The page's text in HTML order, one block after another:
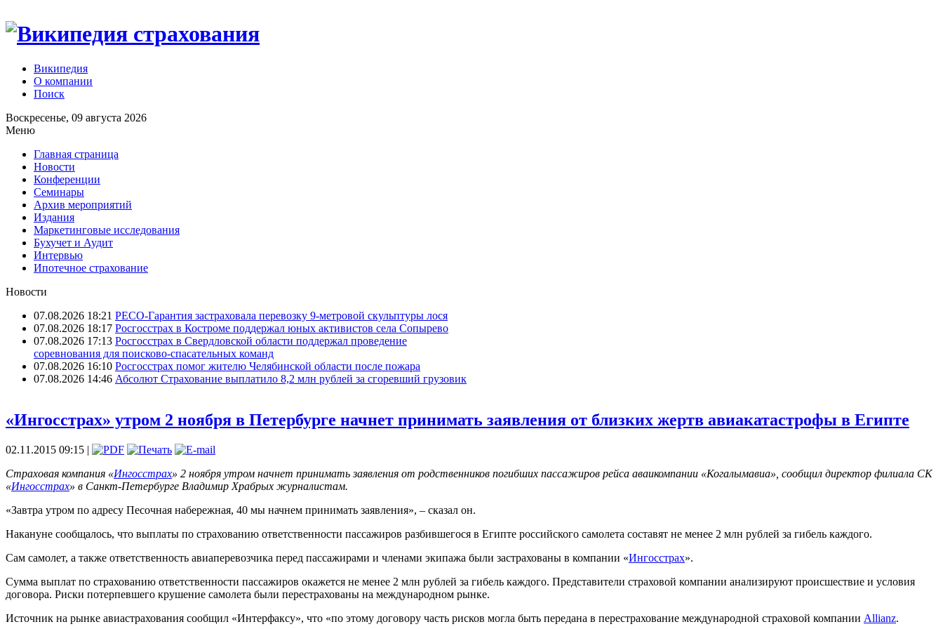
Википедия
О компании
Поиск
Воскресенье, 09 августа 2026
Меню
Главная страница
Новости
Конференции
Семинары
Архив мероприятий
Издания
Маркетинговые исследования
Бухучет и Аудит
Интервью
Ипотечное страхование
Новости
07.08.2026 18:21 РЕСО-Гарантия застраховала перевозку 9-метровой скульптуры лося
07.08.2026 18:17 Росгосстрах в Костроме поддержал юных активистов села Сопырево
07.08.2026 17:13 Росгосстрах в Свердловской области поддержал проведение
соревнования для поисково‑спасательных команд
07.08.2026 16:10 Росгосстрах помог жителю Челябинской области после пожара
07.08.2026 14:46 Абсолют Страхование выплатило 8,2 млн рублей за сгоревший грузовик
«Ингосстрах» утром 2 ноября в Петербурге начнет принимать заявления от близких жертв авиакатастрофы в Египте
02.11.2015 09:15 |
Страховая компания «Ингосстрах» 2 ноября утром начнет принимать заявления от родственников погибших пассажиров рейса аваикомпании «Когалымавиа», сообщил директор филиала СК
«Ингосстрах» в Санкт-Петербурге Владимир Храбрых журналистам.
«Завтра утром по адресу Песочная набережная, 40 мы начнем принимать заявления», – сказал он.
Накануне сообщалось, что выплаты по страхованию ответственности пассажиров разбившегося в Египте российского самолета составят не менее 2 млн рублей за гибель каждого.
Сам самолет, а также ответственность авиаперевозчика перед пассажирами и членами экипажа были застрахованы в компании «Ингосстрах».
Сумма выплат по страхованию ответственности пассажиров окажется не менее 2 млн рублей за гибель каждого. Представители страховой компании анализируют происшествие и условия
договора. Риски потерпевшего крушение самолета были перестрахованы на международном рынке.
Источник на рынке авиастрахования сообщил «Интерфаксу», что «по этому договору часть рисков могла быть передана в перестрахование международной страховой компании Allianz.